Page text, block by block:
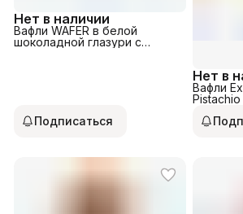
Нет в наличии
Вафли WAFER в белой
шоколадной глазури с
Подписаться
Нет в
Вафли